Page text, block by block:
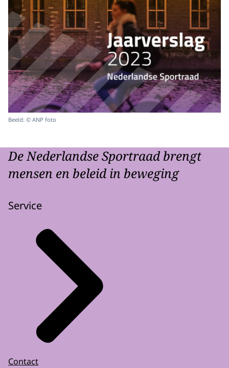
Beeld: © ANP foto
De Nederlandse Sportraad brengt
mensen en beleid in beweging
Service
Contact